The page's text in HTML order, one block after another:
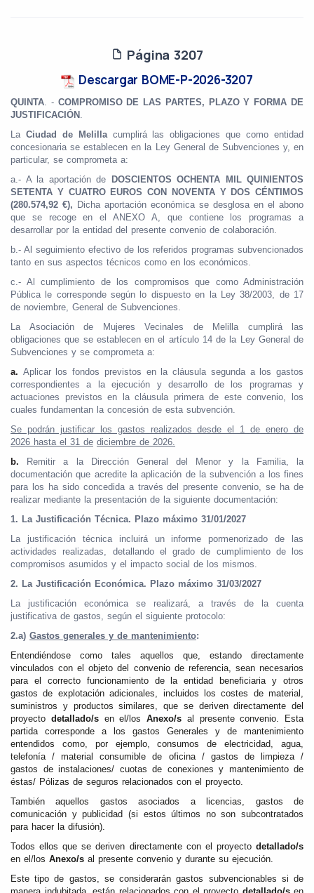
Página 3207
Descargar BOME-P-2026-3207
QUINTA. - COMPROMISO DE LAS PARTES, PLAZO Y FORMA DE
JUSTIFICACIÓN .
La Ciudad de Melillacumplirá las obligaciones que como entidad
concesionaria se establecen en la Ley General de Subvenciones y, en
particular, se comprometa a:
a.- A la aportación de
DOSCIENTOS OCHENTA MIL QUINIENTOS
SETENTA Y CUATRO EUROS CON NOVENTA Y DOS CÉNTIMOS
(280.574,92 €), Dicha aportación económica se desglosa en el abono
que se recoge en el ANEXO A, que contiene los programas a
desarrollar por la entidad del presente convenio de colaboración.
b.- Al seguimiento efectivo de los referidos programas subvencionados
tanto en sus aspectos técnicos como en los económicos.
c.- Al cumplimiento de los compromisos que como Administración
Pública le corresponde según lo dispuesto en la Ley 38/2003, de 17
de noviembre, General de Subvenciones.
La Asociación de Mujeres Vecinales de Melilla
cumplirá las
obligaciones que se establecen en el artículo 14 de la Ley General de
Subvenciones y se comprometa a:
a. Aplicar los fondos previstos en la cláusula segunda a los gastos
correspondientes a la ejecución y desarrollo de los programas y
actuaciones previstos en la cláusula primera de este convenio, los
cuales fundamentan la concesión de esta subvención.
Se podrán justificar los gastos realizados desde el 1 de enero de
2026 hasta el 31 de diciembre de 2026.
b.
Remitir a la Dirección General del Menor y la Familia, la
documentación que acredite la aplicación de la subvención a los fines
para los ha sido concedida a través del presente convenio, se ha de
realizar mediante la presentación de la siguiente documentación:
1. La Justificación Técnica. Plazo máximo 31/01/2027
La justificación técnica incluirá un informe pormenorizado de las
actividades realizadas, detallando el grado de cumplimiento de los
compromisos asumidos y el impacto social de los mismos.
2. La Justificación Económica. Plazo máximo 31/03/2027
La justificación económica se realizará, a través de la cuenta
justificativa de gastos, según el siguiente protocolo:
2.a) Gastos generales y de mantenimiento:
Entendiéndose como tales aquellos que, estando directamente
vinculados con el objeto del convenio de referencia, sean necesarios
para el correcto funcionamiento de la entidad beneficiaria y otros
gastos de explotación adicionales, incluidos los costes de material,
suministros y productos similares, que se deriven directamente del
proyecto detallado/sen el/los Anexo/s al presente convenio. Esta
partida corresponde a los gastos Generales y de mantenimiento
entendidos como, por ejemplo, consumos de electricidad, agua,
telefonía / material consumible de oficina / gastos de limpieza /
gastos de instalaciones/ cuotas de conexiones y mantenimiento de
éstas/ Pólizas de seguros relacionados con el proyecto.
También aquellos gastos asociados a licencias, gastos de
comunicación y publicidad (si estos últimos no son subcontratados
para hacer la difusión).
Todos ellos que se deriven directamente con el proyecto detallado/s
en el/los Anexo/s al presente convenio y durante su ejecución.
Este tipo de gastos, se considerarán gastos subvencionables si de